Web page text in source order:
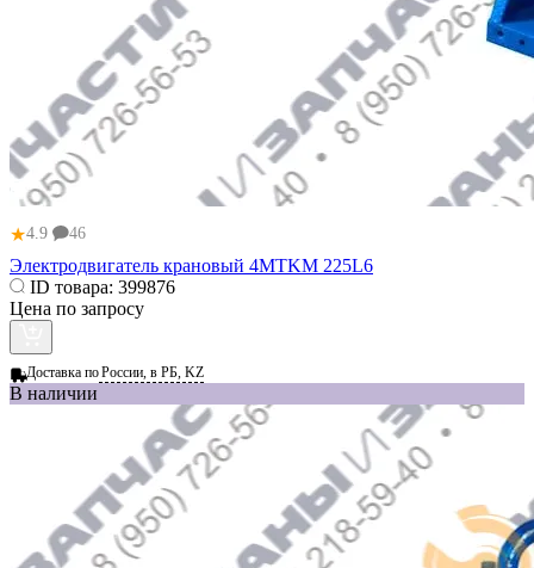
★4.9 46
Электродвигатель крановый 4MTKM 225L6
ID товара: 399876
Цена по запросу
Доставка поРоссии, в РБ, KZ
В наличии